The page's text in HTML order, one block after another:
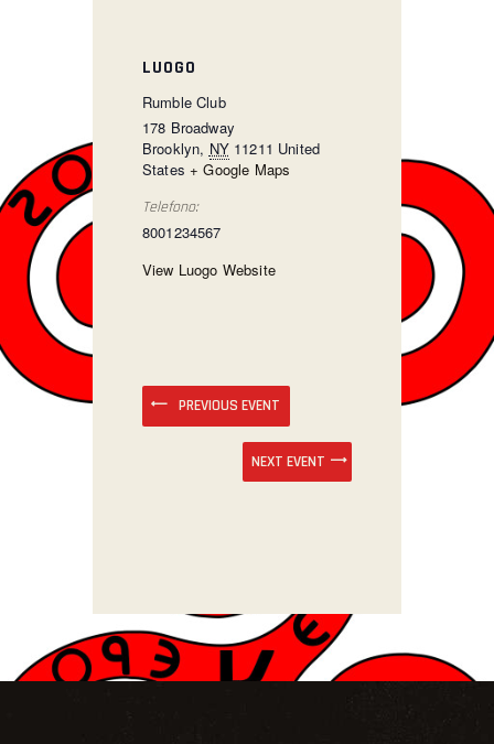
LUOGO
Rumble Club
178 Broadway
Brooklyn, NY 11211 United
States + Google Maps
Telefono:
8001234567
View Luogo Website
PREVIOUS EVENT
NEXT EVENT